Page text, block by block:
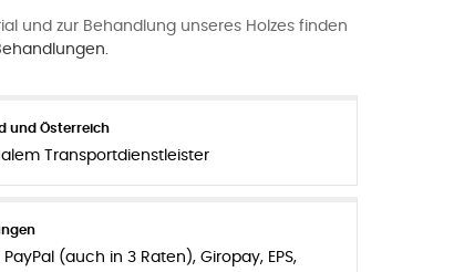
und zur Behandlung unseres Holzes finden
und Österreich
Transportdienstleister
(auch in 3 Raten), Giropay, EPS,